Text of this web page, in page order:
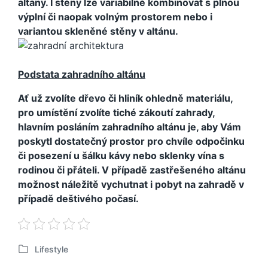
altány. I stěny lze variabilně kombinovat s plnou
výplní či naopak volným prostorem nebo i
variantou skleněné stěny v altánu.
Podstata zahradního altánu
Ať už zvolíte dřevo či hliník ohledně materiálu,
pro umístění zvolíte tiché zákoutí zahrady,
hlavním posláním zahradního altánu je, aby Vám
poskytl dostatečný prostor pro chvíle odpočinku
či posezení u šálku kávy nebo sklenky vína s
rodinou či přáteli. V případě zastřešeného altánu
možnost náležitě vychutnat i pobyt na zahradě v
případě deštivého počasí.
P
Lifestyle